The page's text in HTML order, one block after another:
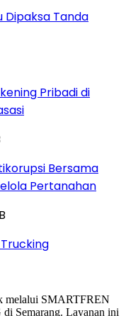
Dipaksa Tanda
Pribadi di
Bersama
Pertanahan